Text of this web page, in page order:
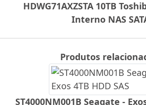
HDWG71AXZSTA 10TB
Interno NAS
Produtos
ST4000NM001B Seagate -